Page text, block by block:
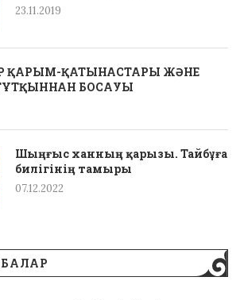
23.11.2019
ҚАРЫМ-ҚАТЫНАСТАРЫ ЖӘНЕ
БОСАУЫ
Шыңғыс ханның қарызы. Тайбұға
билігінің тамыры
07.12.2022